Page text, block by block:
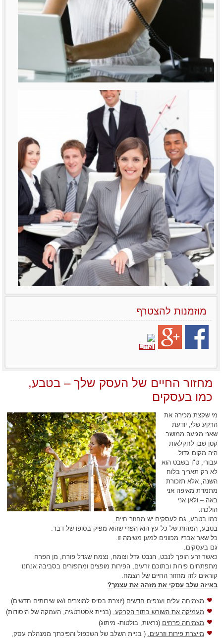
מוזמנות להצטרף
מחזור החיים של העסק שלך – בטבע,
כמו בעסקים
מי שקצת מכירה את
הרקע שלי, יודעת
שאני מגיעה ממושב
קטן שבו לחקלאות
היה מקום גדול.
עבורי, ט"ו בשבט הוא
לא רק תאריך בלוח
השנה, אלא תזכורת
מתמדת מאיפה אני
באה – ולאן אני
הולכת.
כמו בטבע, גם לעסקים יש מחזור חיים.
בטבע, המהות של כל עץ הוא הפרי שהוא מפיק בסופו של דבר.
כל שאר אבריו מכוונים למען משימה זו.
גם בעסקים.
כאשר זרע הופך לנבט, הנבט גדל וצומח, נצמח שגדל פורח, מן הפרח
מתפתחים פירות ובתוכם זרעים, הפירות מופצים ומתפזרים בסביבה אנחנו
קוראים לזה מחזור החיים של הצמח.
באיזה שלב עסקי את מזהה את עצמך?
מצמיחה עלים וענפים חדשים (יוצרת בסיס למוצרים ו/או שירותים חדשים)
מעמיקה את השורש בתוך הקרקע. (בניית אסטרטגיה, העמקה של היסודות)
מצמיחה פרחים (נראות, בולטות- מיתוג)
מייצרת פירות וזרעים. ( בניית השלב של השכפול והפיכתך ממנהלת עסק,